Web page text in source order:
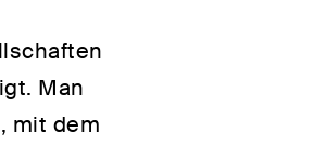
Man
mit dem